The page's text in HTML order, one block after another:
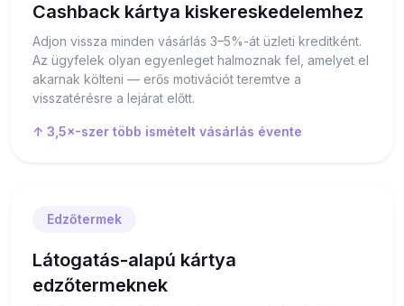
Cashback kártya kiskereskedelemhez
Adjon vissza minden vásárlás 3–5%-át üzleti kreditként.
Az ügyfelek olyan egyenleget halmoznak fel, amelyet el
akarnak költeni — erős motivációt teremtve a
visszatérésre a lejárat előtt.
↑ 3,5×-szer több ismételt vásárlás évente
Edzőtermek
Látogatás-alapú kártya
edzőtermeknek